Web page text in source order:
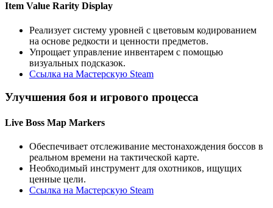
Item Value Rarity Display
Реализует систему уровней с цветовым кодированием
на основе редкости и ценности предметов.
Упрощает управление инвентарем с помощью
визуальных подсказок.
Ссылка на Мастерскую Steam
Улучшения боя и игрового процесса
Live Boss Map Markers
Обеспечивает отслеживание местонахождения боссов в
реальном времени на тактической карте.
Необходимый инструмент для охотников, ищущих
ценные цели.
Ссылка на Мастерскую Steam